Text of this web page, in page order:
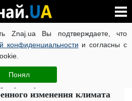
Znaj.ua Вы подтверждаете, что
конфиденциальности и согласны с
Понял
УКРАИНЫ КОРОНАВИРУС В
ЧИТАТИ УКРАЇНСЬКОЮ
ученые бьют
изменения климата